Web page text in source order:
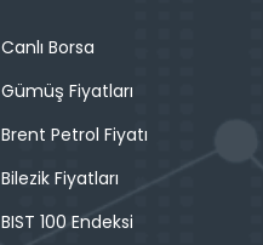
Canlı Borsa
Gümüş Fiyatları
Brent Petrol Fiyatı
Bilezik Fiyatları
BIST 100 Endeksi